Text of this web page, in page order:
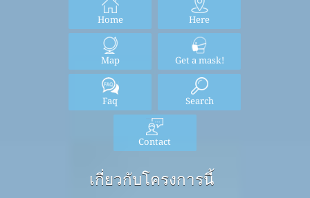
Home Here
Map Get a mask!
Faq Search
Contact
เกี่ยวกับโครงการนี้